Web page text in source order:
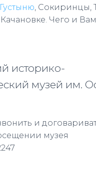
Густыню , Сокиринцы,
Качановке. Чего и
историко-
музей им.
и
музея